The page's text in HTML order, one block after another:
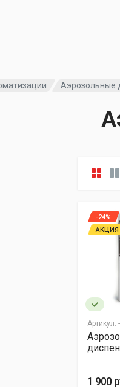
Аэрозольные
Артикул:
-24%
АКЦИЯ
1 900